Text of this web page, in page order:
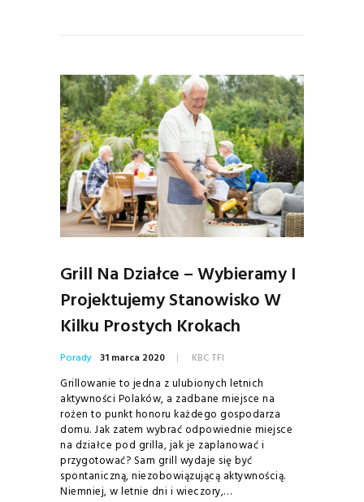
Grill Na Działce – Wybieramy I
Projektujemy Stanowisko W
Kilku Prostych Krokach
Porady 31 marca 2020 KBC TFI
Grillowanie to jedna z ulubionych letnich
aktywności Polaków, a zadbane miejsce na
rożen to punkt honoru każdego gospodarza
domu. Jak zatem wybrać odpowiednie miejsce
na działce pod grilla, jak je zaplanować i
przygotować? Sam grill wydaje się być
spontaniczną, niezobowiązującą aktywnością.
Niemniej, w letnie dni i wieczory,…